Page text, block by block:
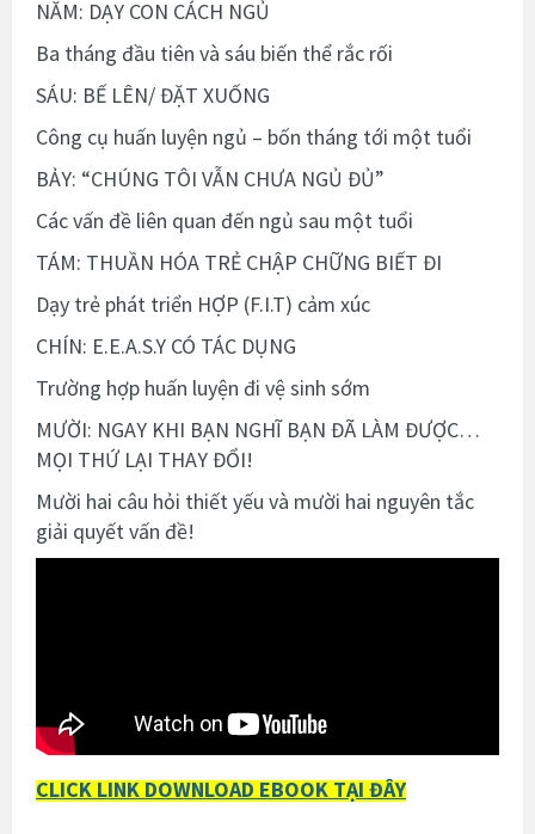
NĂM: DẠY CON CÁCH NGỦ
Ba tháng đầu tiên và sáu biến thể rắc rối
SÁU: BẾ LÊN/ ĐẶT XUỐNG
Công cụ huấn luyện ngủ – bốn tháng tới một tuổi
BẢY: “CHÚNG TÔI VẪN CHƯA NGỦ ĐỦ”
Các vấn đề liên quan đến ngủ sau một tuổi
TÁM: THUẦN HÓA TRẺ CHẬP CHỮNG BIẾT ĐI
Dạy trẻ phát triển HỢP (F.I.T) cảm xúc
CHÍN: E.E.A.S.Y CÓ TÁC DỤNG
Trường hợp huấn luyện đi vệ sinh sớm
MƯỜI: NGAY KHI BẠN NGHĨ BẠN ĐÃ LÀM ĐƯỢC…
MỌI THỨ LẠI THAY ĐỔI!
Mười hai câu hỏi thiết yếu và mười hai nguyên tắc
giải quyết vấn đề!
CLICK LINK DOWNLOAD EBOOKTẠI ĐÂY